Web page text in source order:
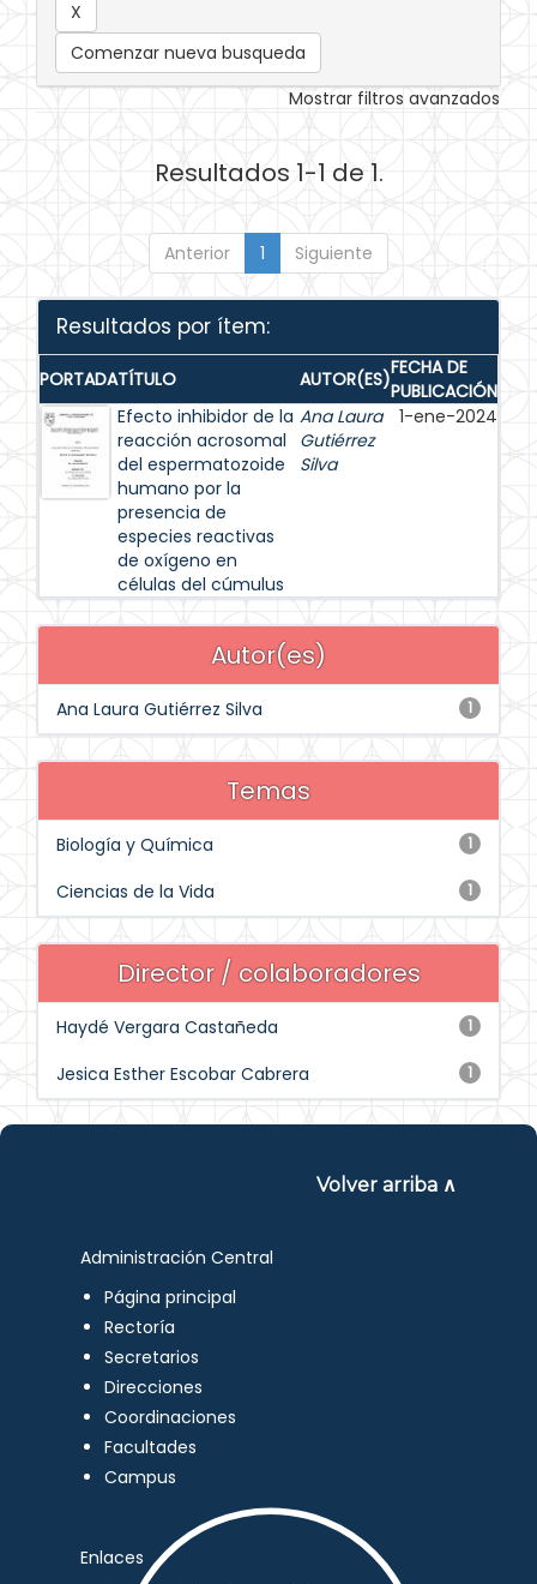
Comenzar nueva busqueda
Mostrar filtros avanzados
Resultados 1-1 de 1.
Anterior 1 Siguiente
Resultados por ítem:
PORTADATÍTULO AUTOR(ES)FECHA DE
PUBLICACIÓN
Efecto inhibidor de la
reacción acrosomal
del espermatozoide
humano por la
presencia de
especies reactivas
de oxígeno en
células del cúmulus
Ana Laura
Gutiérrez
Silva
1-ene-2024
Autor(es)
1
Ana Laura Gutiérrez Silva
Temas
1
Biología y Química
1
Ciencias de la Vida
Director / colaboradores
1
Haydé Vergara Castañeda
1
Jesica Esther Escobar Cabrera
Volver arriba ∧
Administración Central
Página principal
Rectoría
Secretarios
Direcciones
Coordinaciones
Facultades
Campus
Enlaces